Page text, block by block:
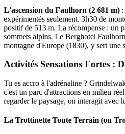
L'ascension du Faulhorn (2 681 m)
expérimentés seulement. 3h30 de
positif de 513 m. La récompense : un
sommets alpins. Le Berghotel
montagne d'Europe (1830), y sert une
Activités Sensations Fortes :
Tu es accro à l'adrénaline ?
c'est un parc d'attractions en milieu
regarder le paysage, on interagit avec
La Trottinette Toute Terrain (ou